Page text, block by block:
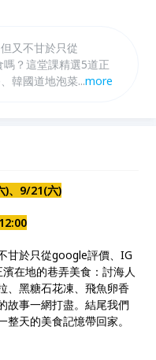
又不甘於只從
？這堂課精選5道正
韓國道地泡菜、特色
...more
)、9/21(六)
甘於只從google評價、IG
在地的巷弄美食：討海人
、黑糖石花凍、飛魚卵香
故事一網打盡。結尾我們
天的美食記憶帶回家。